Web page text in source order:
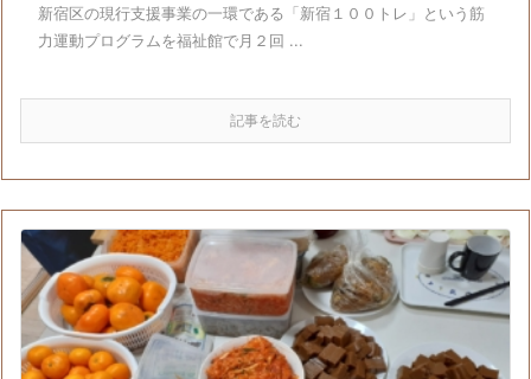
新宿区の現行支援事業の一環である「新宿１００トレ」という筋
力運動プログラムを福祉館で月２回 ...
記事を読む